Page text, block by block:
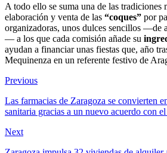
A todo ello se suma una de las tradiciones
elaboración y venta de las “coques” por
organizadoras, unos dulces sencillos —de
— a los que cada comisión añade su
ayudan a financiar unas fiestas que, año
Mequinenza en un referente festivo de
Previous
Las farmacias de Zaragoza se convierten
sanitaria gracias a un nuevo acuerdo con
Next